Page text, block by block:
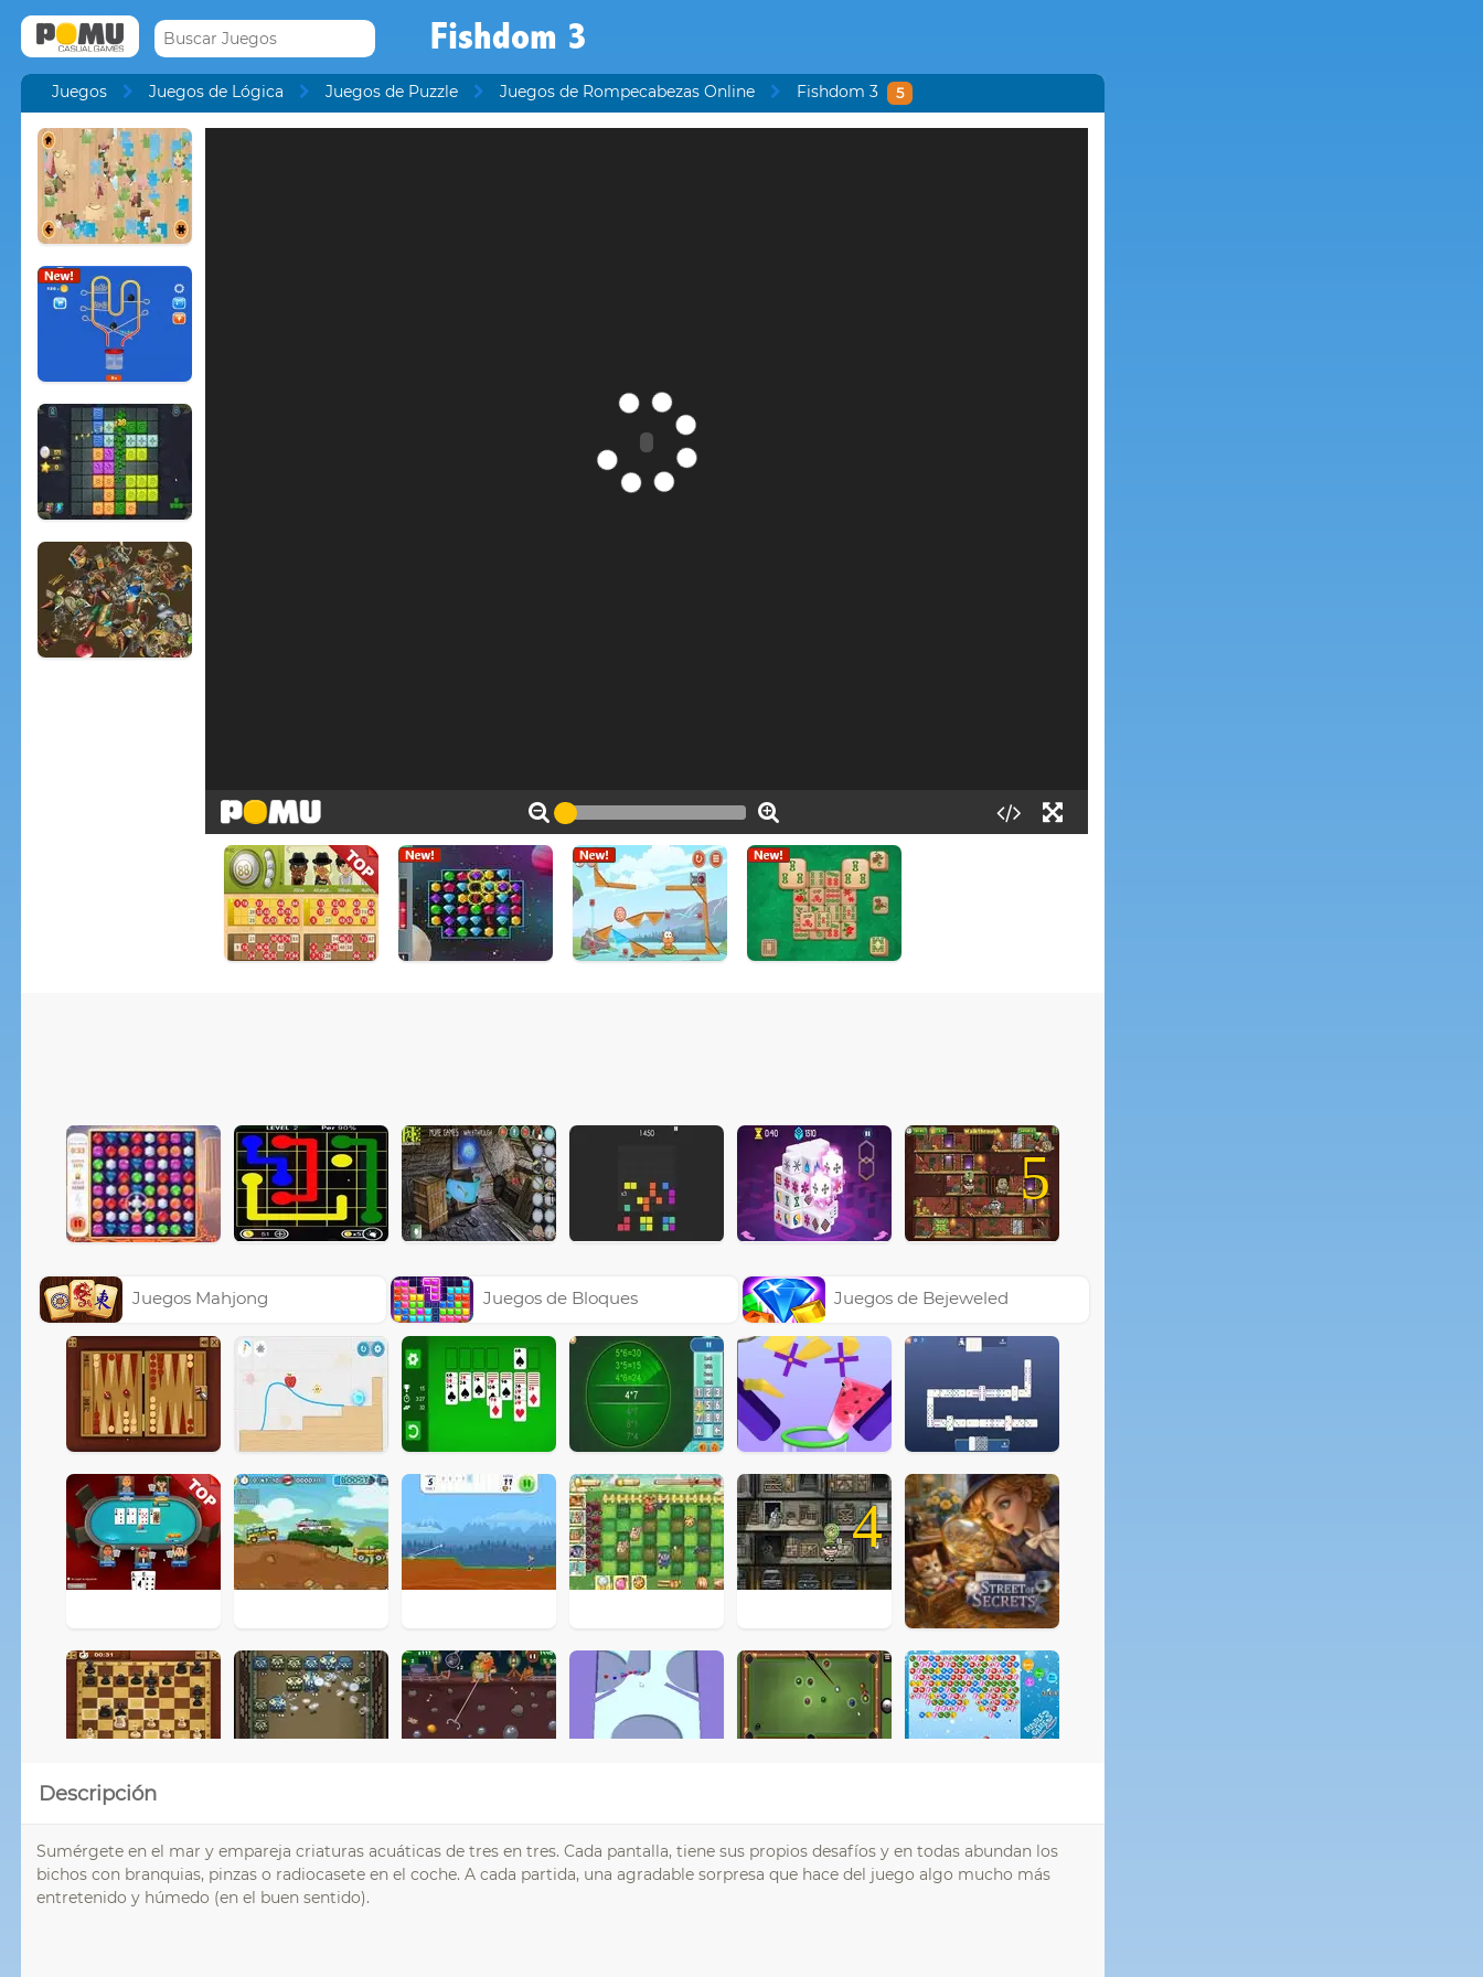
Fishdom 3
Juegos Juegos de Lógica Juegos de Puzzle Juegos de Rompecabezas Online Fishdom 3 5
5
Juegos Mahjong Juegos de Bloques Juegos de Bejeweled
4
Descripción
Sumérgete en el mar y empareja criaturas acuáticas de tres en tres. Cada pantalla, tiene sus propios desafíos y en todas abundan los
bichos con branquias, pinzas o radiocasete en el coche. A cada partida, una agradable sorpresa que hace del juego algo mucho más
entretenido y húmedo (en el buen sentido).